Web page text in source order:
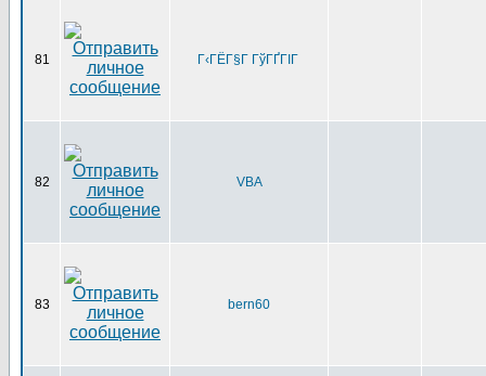
81 Г‹ГЁГ§Г ГўГҐГІГ
82 VBA
83 bern60